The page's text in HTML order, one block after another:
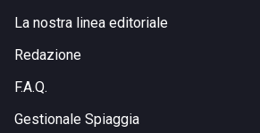
La nostra linea editoriale
Redazione
F.A.Q.
Gestionale Spiaggia